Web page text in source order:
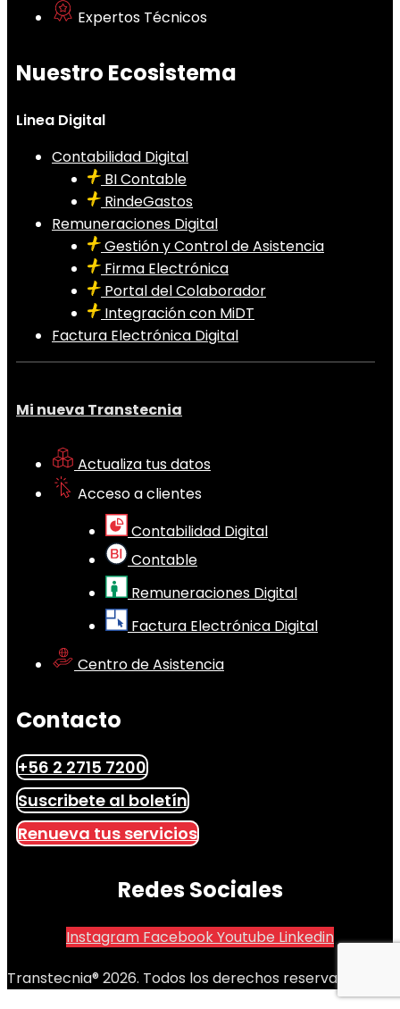
Expertos Técnicos
Nuestro Ecosistema
Linea Digital
Contabilidad Digital
BI Contable
RindeGastos
Remuneraciones Digital
Gestión y Control de Asistencia
Firma Electrónica
Portal del Colaborador
Integración con MiDT
Factura Electrónica Digital
Mi nueva Transtecnia
Actualiza tus datos
Acceso a clientes
Contabilidad Digital
Contable
Remuneraciones Digital
Factura Electrónica Digital
Centro de Asistencia
Contacto
+56 2 2715 7200
Suscribete al boletín
Renueva tus servicios
Redes Sociales
Instagram FacebookYoutube Linkedin
Transtecnia® 2026. Todos los derechos reservados.